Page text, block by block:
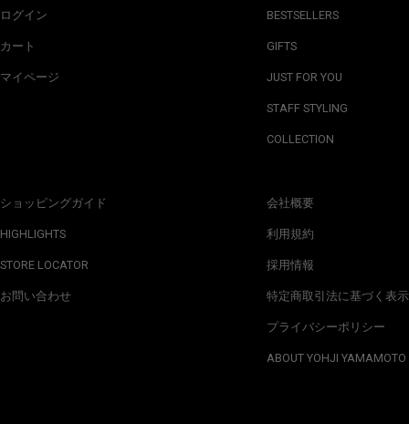
ログイン
カート
マイページ
ショッピングガイド
HIGHLIGHTS
STORE LOCATOR
お問い合わせ
BESTSELLERS
GIFTS
JUST FOR YOU
STAFF STYLING
COLLECTION
会社概要
利用規約
採用情報
特定商取引法に基づく表示
プライバシーポリシー
ABOUT YOHJI YAMAMOTO